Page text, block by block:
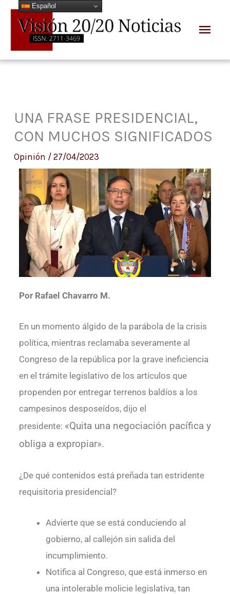
contenido
UNA FRASE PRESIDENCIAL,
CON MUCHOS SIGNIFICADOS
Opinión / 27/04/2023
Por Rafael Chavarro M.
En un momento álgido de la parábola de la crisis
política, mientras reclamaba severamente al
Congreso de la república por la grave ineficiencia
en el trámite legislativo de los artículos que
propenden por entregar terrenos baldíos a los
campesinos desposeídos, dijo el
presidente: «Quita una negociación pacífica y
obliga a expropiar».
¿De qué contenidos está preñada tan estridente
requisitoria presidencial?
Advierte que se está conduciendo al
gobierno, al callejón sin salida del
incumplimiento.
Notifica al Congreso, que está inmerso en
una intolerable molicie legislativa, tan
Español